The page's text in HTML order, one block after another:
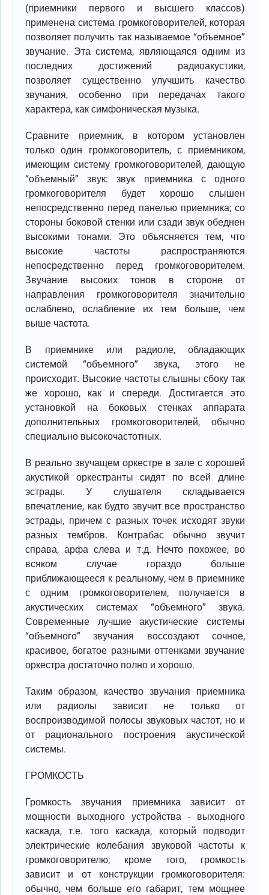
(приемники первого и высшего классов)
применена система громкоговорителей, которая
позволяет получить так называемое “объемное”
звучание. Эта система, являющаяся одним из
последних достижений радиоакустики,
позволяет существенно улучшить качество
звучания, особенно при передачах такого
характера, как симфоническая музыка.
Сравните приемник, в котором установлен
только один громкоговоритель, с приемником,
имеющим систему громкоговорителей, дающую
“объемный” звук: звук приемника с одного
громкоговорителя будет хорошо слышен
непосредственно перед панелью приемника; со
стороны боковой стенки или сзади звук обеднен
высокими тонами. Это объясняется тем, что
высокие частоты распространяются
непосредственно перед громкоговорителем.
Звучание высоких тонов в стороне от
направления громкоговорителя значительно
ослаблено, ослабление их тем больше, чем
выше частота.
В приемнике или радиоле, обладающих
системой “объемного” звука, этого не
происходит. Высокие частоты слышны сбоку так
же хорошо, как и спереди. Достигается это
установкой на боковых стенках аппарата
дополнительных громкоговорителей, обычно
специально высокочастотных.
В реально звучащем оркестре в зале с хорошей
акустикой оркестранты сидят по всей длине
эстрады. У слушателя складывается
впечатление, как будто звучит все пространство
эстрады, причем с разных точек исходят звуки
разных тембров. Контрабас обычно звучит
справа, арфа слева и т.д. Нечто похожее, во
всяком случае гораздо больше
приближающееся к реальному, чем в приемнике
с одним громкоговорителем, получается в
акустических системах “объемного” звука.
Современные лучшие акустические системы
“объемного” звучания воссоздают сочное,
красивое, богатое разными оттенками звучание
оркестра достаточно полно и хорошо.
Таким образом, качество звучания приемника
или радиолы зависит не только от
воспроизводимой полосы звуковых частот, но и
от рационального построения акустической
системы.
ГРОМКОСТЬ
Громкость звучания приемника зависит от
мощности выходного устройства - выходного
каскада, т.е. того каскада, который подводит
электрические колебания звуковой частоты к
громкоговорителю; кроме того, громкость
зависит и от конструкции громкоговорителя:
обычно, чем больше его габарит, тем мощнее